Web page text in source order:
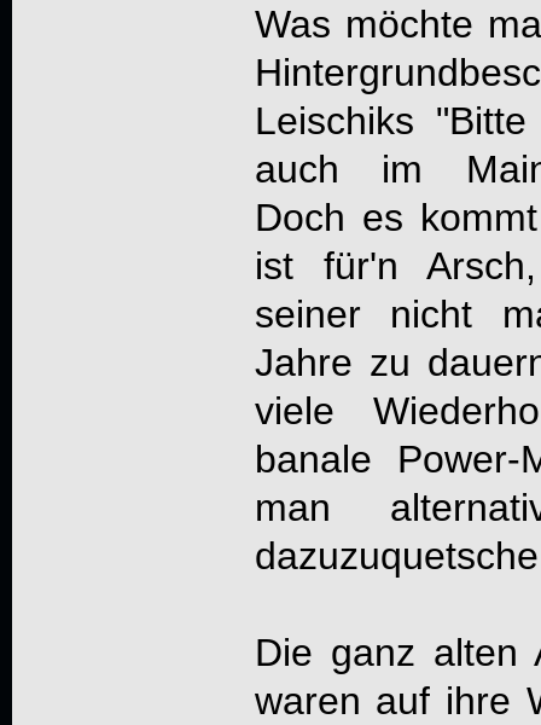
Was möchte
Leischiks
auch im
Doch es
ist für'n
seiner nicht
Jahre zu
viele
banale Power-
man
Die ganz alten
waren auf ihre